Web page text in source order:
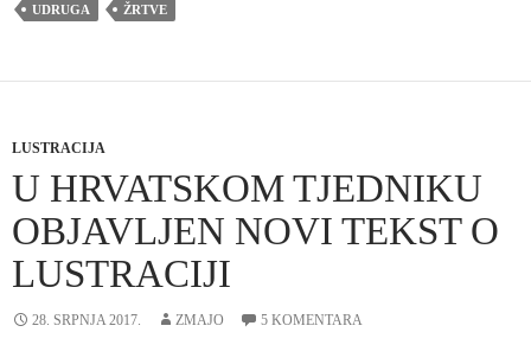
UDRUGA
ŽRTVE
LUSTRACIJA
U HRVATSKOM TJEDNIKU
OBJAVLJEN NOVI TEKST O
LUSTRACIJI
28. SRPNJA 2017. ZMAJO 5 KOMENTARA